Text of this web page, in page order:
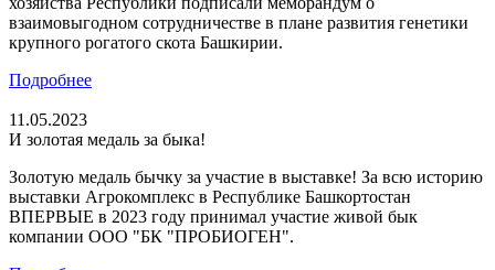
взаимовыгодном сотрудничестве в плане развития генетики
крупного рогатого скота Башкирии.
Подробнее
11.05.2023
И золотая медаль за быка!
Золотую медаль бычку за участие в выставке! За всю историю
выставки Агрокомплекс в Республике Башкортостан
ВПЕРВЫЕ в 2023 году принимал участие живой бык
компании ООО "БК "ПРОБИОГЕН".